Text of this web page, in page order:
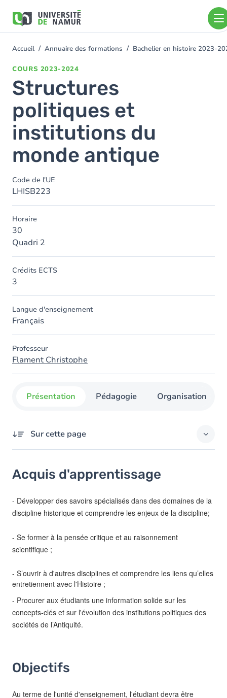
contenu
You
Accueil Annuaire des formations Bachelier en histoire 2023-
COURS 2023-2024
Structures
politiques et
institutions du
monde antique
Code de l'UE
LHISB223
Horaire
30
Quadri 2
Crédits ECTS
3
Langue d'enseignement
Français
Professeur
Flament Christophe
Présentation Pédagogie Organisation
Sur cette page
Objectifs
Contenu
Table des matières
Exercices
Acquis d'apprentissage
- Développer des savoirs spécialisés dans des domaines de la
discipline historique et comprendre les enjeux de la discipline;
- Se former à la pensée critique et au raisonnement
scientifique ;
- S’ouvrir à d'autres disciplines et comprendre les liens qu’elles
entretiennent avec l'Histoire ;
- Procurer aux étudiants une information solide sur les
concepts-clés et sur l'évolution des institutions politiques des
sociétés de l’Antiquité.
Objectifs
Au terme de l'unité d'enseignement, l'étudiant devra être